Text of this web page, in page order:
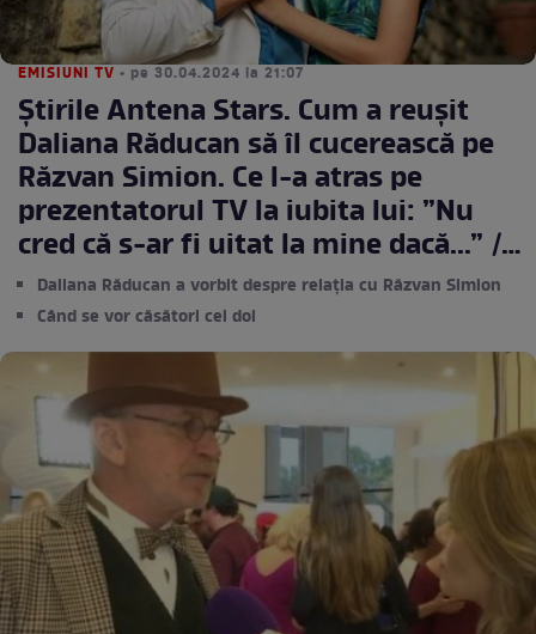
EMISIUNI TV • pe 30.04.2024 la 21:07
Știrile Antena Stars. Cum a reușit
Daliana Răducan să îl cucerească pe
Răzvan Simion. Ce l-a atras pe
prezentatorul TV la iubita lui: ”Nu
cred că s-ar fi uitat la mine dacă...” /
VIDEO
Daliana Răducan a vorbit despre relația cu Răzvan Simion
Când se vor căsători cei doi